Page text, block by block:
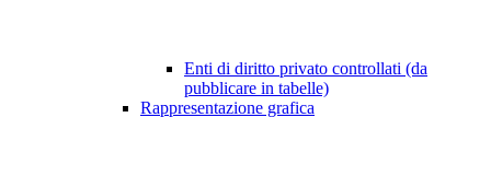
Enti di diritto privato controllati (da
pubblicare in tabelle)
Rappresentazione grafica